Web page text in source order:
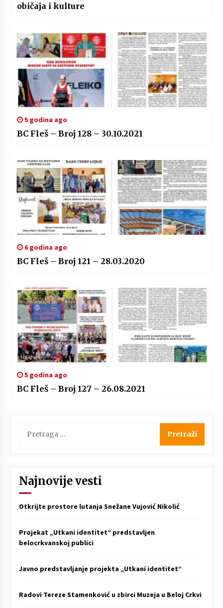
običaja i kulture
5 godina ago
BC Fleš – Broj 128 – 30.10.2021
6 godina ago
BC Fleš – Broj 121 – 28.03.2020
5 godina ago
BC Fleš – Broj 127 – 26.08.2021
Najnovije vesti
Otkrijte prostore lutanja Snežane Vujović Nikolić
Projekat „Utkani identitet“ predstavljen
belocrkvanskoj publici
Javno predstavljanje projekta „Utkani identitet“
Radovi Tereze Stamenković u zbirci Muzeja u Beloj Crkvi